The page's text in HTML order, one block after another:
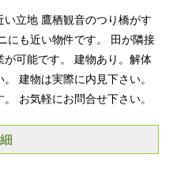
立地 鷹栖観音のつり橋がす
にも近い物件です。 田が隣接
が可能です。 建物あり。解体
建物は実際に内見下さい。
お気軽にお問合せ下さい。